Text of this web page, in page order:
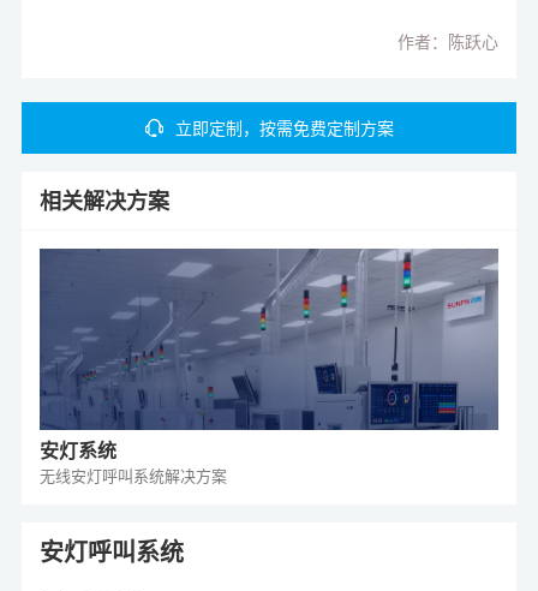
作者：陈跃心
立即定制，按需免费定制方案
相关解决方案
安灯系统
无线安灯呼叫系统解决方案
安灯呼叫系统